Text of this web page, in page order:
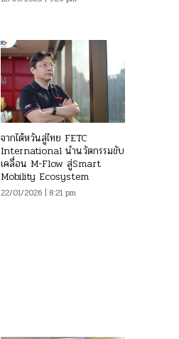
จากไต้หวันสู่ไทย FETC
International นำนวัตกรรมขับ
เคลื่อน M-Flow สู่Smart
Mobility Ecosystem
22/01/2026 | 8:21 pm